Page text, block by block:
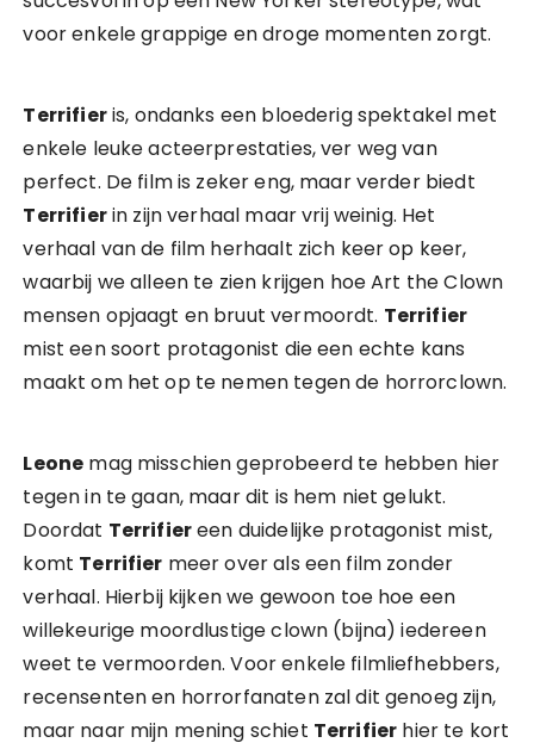
voor enkele grappige en droge momenten zorgt.
Terrifieris, ondanks een bloederig spektakel met
enkele leuke acteerprestaties, ver weg van
perfect. De film is zeker eng, maar verder biedt
Terrifierin zijn verhaal maar vrij weinig. Het
verhaal van de film herhaalt zich keer op keer,
waarbij we alleen te zien krijgen hoe Art the Clown
mensen opjaagt en bruut vermoordt. Terrifier
mist een soort protagonist die een echte kans
maakt om het op te nemen tegen de horrorclown.
Leone mag misschien geprobeerd te hebben hier
tegen in te gaan, maar dit is hem niet gelukt.
Doordat Terrifiereen duidelijke protagonist mist,
komt Terrifier meer over als een film zonder
verhaal. Hierbij kijken we gewoon toe hoe een
willekeurige moordlustige clown (bijna) iedereen
weet te vermoorden. Voor enkele filmliefhebbers,
recensenten en horrorfanaten zal dit genoeg zijn,
maar naar mijn mening schiet Terrifier hier te kort